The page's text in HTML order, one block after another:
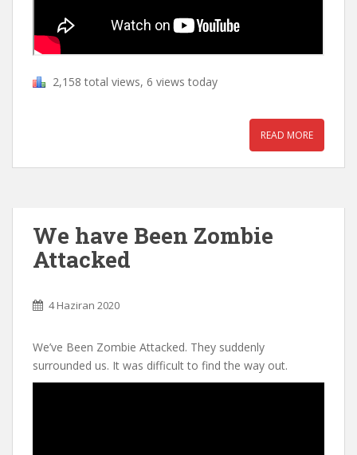
2,158 total views, 6 views today
READ MORE
We have Been Zombie
Attacked
4 Haziran 2020
We’ve Been Zombie Attacked. They suddenly
surrounded us. It was difficult to find the way out.